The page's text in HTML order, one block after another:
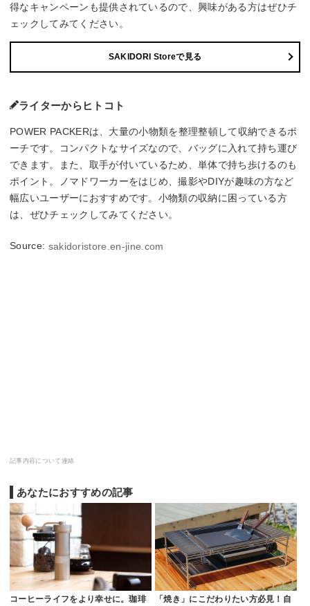
得なキャンペーンも提供されているので、興味がある方はぜひチ
ェックしてみてください。
SAKIDORI Storeで見る
ライターからヒトコト
POWER PACKERは、大量の小物類を整理整頓して収納できるポ
ーチです。コンパクトなサイズなので、バッグに入れて持ち運び
できます。また、取手が付いているため、単体で持ち歩けるのも
ポイント。ノマドワーカーをはじめ、撮影やDIYが趣味の方など
幅広いユーザーにおすすめです。小物類の収納に困っている方
は、ぜひチェックしてみてください。
Source: sakidoristore.en-jine.com
記事内容について連絡
あなたにおすすめの記事
コーヒーライフをより幸せに。珈琲
「焼き」にこだわりたい方必見！自